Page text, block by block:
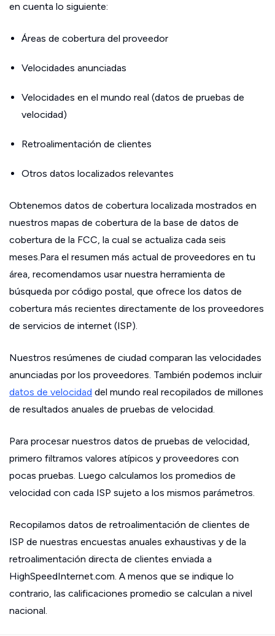
en cuenta lo siguiente:
Áreas de cobertura del proveedor
Velocidades anunciadas
Velocidades en el mundo real (datos de pruebas de
velocidad)
Retroalimentación de clientes
Otros datos localizados relevantes
Obtenemos datos de cobertura localizada mostrados en
nuestros mapas de cobertura de la base de datos de
cobertura de la FCC, la cual se actualiza cada seis
meses.Para el resumen más actual de proveedores en tu
área, recomendamos usar nuestra herramienta de
búsqueda por código postal, que ofrece los datos de
cobertura más recientes directamente de los proveedores
de servicios de internet (ISP).
Nuestros resúmenes de ciudad comparan las velocidades
anunciadas por los proveedores. También podemos incluir
datos de velocidad del mundo real recopilados de millones
de resultados anuales de pruebas de velocidad.
Para procesar nuestros datos de pruebas de velocidad,
primero filtramos valores atípicos y proveedores con
pocas pruebas. Luego calculamos los promedios de
velocidad con cada ISP sujeto a los mismos parámetros.
Recopilamos datos de retroalimentación de clientes de
ISP de nuestras encuestas anuales exhaustivas y de la
retroalimentación directa de clientes enviada a
HighSpeedInternet.com. A menos que se indique lo
contrario, las calificaciones promedio se calculan a nivel
nacional.